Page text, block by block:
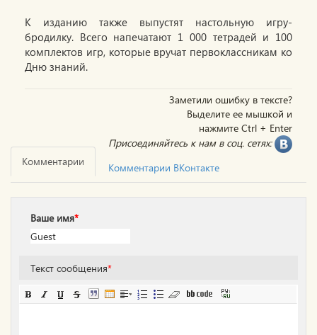
К изданию также выпустят настольную игру-
бродилку. Всего напечатают 1 000 тетрадей и 100
комплектов игр, которые вручат первоклассникам ко
Дню знаний.
Заметили ошибку в тексте?
Выделите ее мышкой и
нажмите Ctrl + Enter
Присоединяйтесь к нам в соц. сетях:
Комментарии
Комментарии ВКонтакте
Ваше имя*
Текст сообщения*